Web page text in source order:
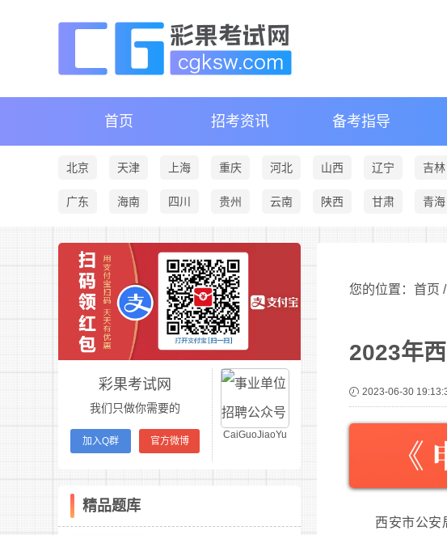
首页 招考资讯 备考指导
北京 天津 上海 重庆 河北 山西 辽宁 吉林
广东 海南 四川 贵州 云南 陕西 甘肃 青海
彩果考试网
我们只做你需要的
加入Q群 官方微博
CaiGuoJiaoYu
精品题库
您的位置：首页 /
2023年
2023-06-30
西安市公安